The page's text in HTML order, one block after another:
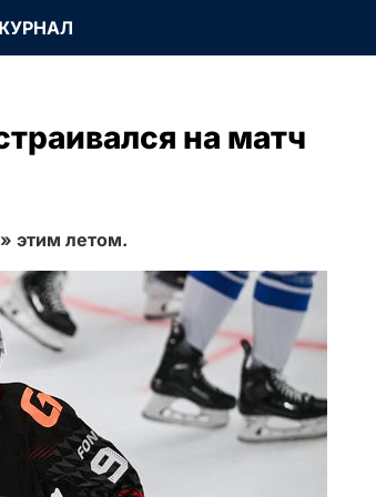
на матч
этим летом.